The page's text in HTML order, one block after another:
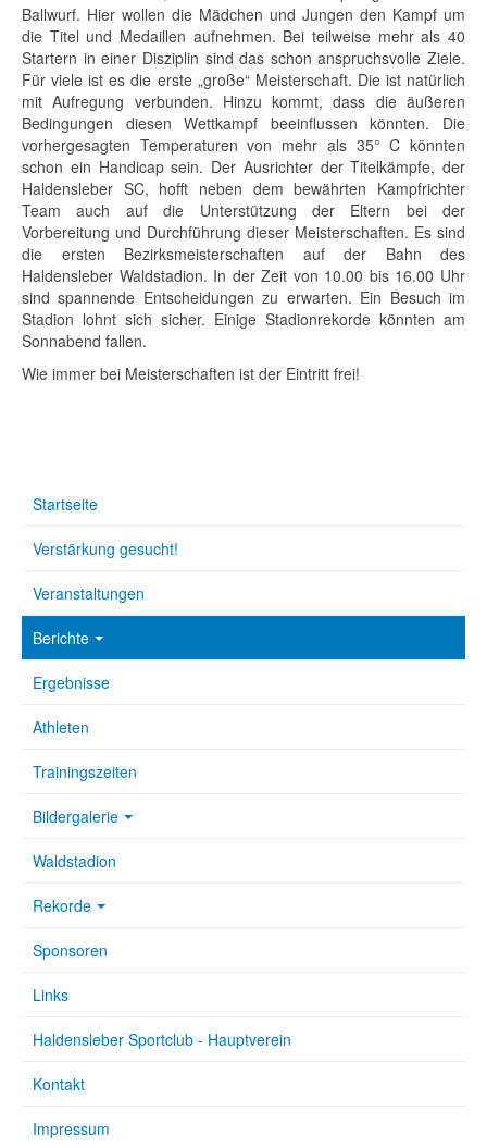
Ballwurf. Hier wollen die Mädchen und Jungen den Kampf um
die Titel und Medaillen aufnehmen. Bei teilweise mehr als 40
Startern in einer Disziplin sind das schon anspruchsvolle Ziele.
Für viele ist es die erste „große“ Meisterschaft. Die ist natürlich
mit Aufregung verbunden. Hinzu kommt, dass die äußeren
Bedingungen diesen Wettkampf beeinflussen könnten. Die
vorhergesagten Temperaturen von mehr als 35° C könnten
schon ein Handicap sein. Der Ausrichter der Titelkämpfe, der
Haldensleber SC, hofft neben dem bewährten Kampfrichter
Team auch auf die Unterstützung der Eltern bei der
Vorbereitung und Durchführung dieser Meisterschaften. Es sind
die ersten Bezirksmeisterschaften auf der Bahn des
Haldensleber Waldstadion. In der Zeit von 10.00 bis 16.00 Uhr
sind spannende Entscheidungen zu erwarten. Ein Besuch im
Stadion lohnt sich sicher. Einige Stadionrekorde könnten am
Sonnabend fallen.
Wie immer bei Meisterschaften ist der Eintritt frei!
Startseite
Verstärkung gesucht!
Veranstaltungen
Berichte
Ergebnisse
Athleten
Trainingszeiten
Bildergalerie
Waldstadion
Rekorde
Sponsoren
Links
Haldensleber Sportclub - Hauptverein
Kontakt
Impressum